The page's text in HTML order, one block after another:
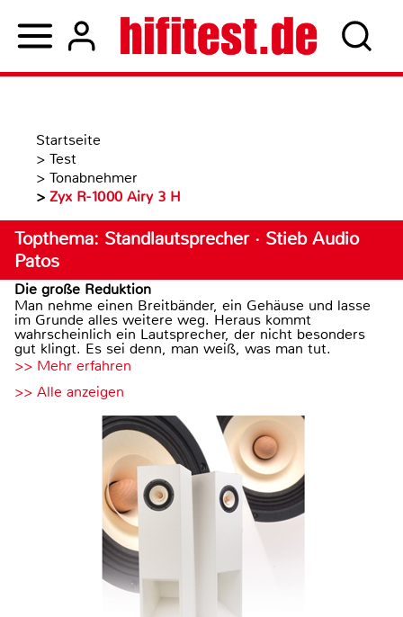
Startseite
> Test
> Tonabnehmer
> Zyx R-1000 Airy 3 H
Topthema: Standlautsprecher · Stieb Audio
Patos
Die große Reduktion
Man nehme einen Breitbänder, ein Gehäuse und lasse
im Grunde alles weitere weg. Heraus kommt
wahrscheinlich ein Lautsprecher, der nicht besonders
gut klingt. Es sei denn, man weiß, was man tut.
>> Mehr erfahren
>> Alle anzeigen